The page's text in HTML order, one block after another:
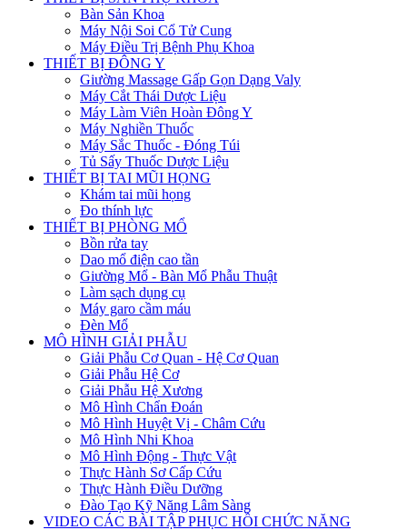
Bàn Sản Khoa
Máy Nội Soi Cổ Tử Cung
Máy Điều Trị Bệnh Phụ Khoa
THIẾT BỊ ĐÔNG Y
Giường Massage Gấp Gọn Dạng Valy
Máy Cắt Thái Dược Liệu
Máy Làm Viên Hoàn Đông Y
Máy Nghiền Thuốc
Máy Sắc Thuốc - Đóng Túi
Tủ Sấy Thuốc Dược Liệu
THIẾT BỊ TAI MŨI HỌNG
Khám tai mũi họng
Đo thính lực
THIẾT BỊ PHÒNG MỔ
Bồn rửa tay
Dao mổ điện cao tần
Giường Mổ - Bàn Mổ Phẫu Thuật
Làm sạch dụng cụ
Máy garo cầm máu
Đèn Mổ
MÔ HÌNH GIẢI PHẪU
Giải Phẫu Cơ Quan - Hệ Cơ Quan
Giải Phẫu Hệ Cơ
Giải Phẫu Hệ Xương
Mô Hình Chẩn Đoán
Mô Hình Huyệt Vị - Châm Cứu
Mô Hình Nhi Khoa
Mô Hình Động - Thực Vật
Thực Hành Sơ Cấp Cứu
Thực Hành Điều Dưỡng
Đào Tạo Kỹ Năng Lâm Sàng
VIDEO CÁC BÀI TẬP PHỤC HỒI CHỨC NĂNG